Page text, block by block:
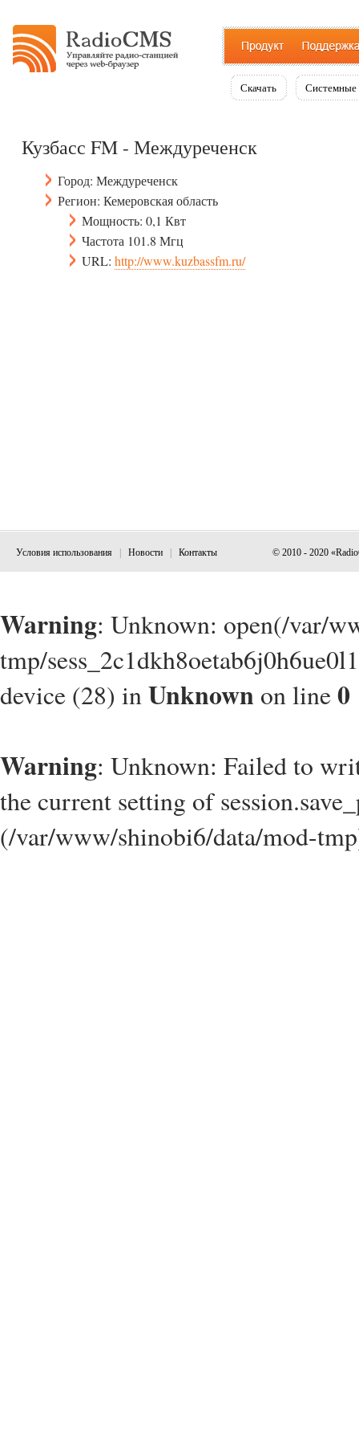
Скачать Системные
Кузбасс FM - Междуреченск
Город: Междуреченск
Регион: Кемеровская область
Мощность: 0,1 Квт
Частота 101.8 Мгц
URL: http://www.kuzbassfm.ru/
Условия использования Новости Контакты © 2010 - 2020
Warning: Unknown: open(/var/
tmp/
device (28) inUnknown on line0
Warning: Unknown: Failed to
the current setting of
(/var/www/shinobi6/data/mod-